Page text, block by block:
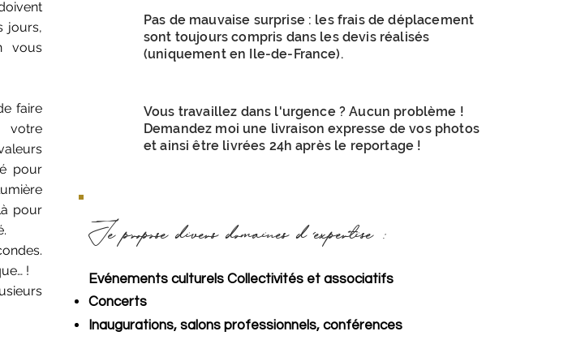
jours,
vous
faire
votre
pour
pour
!
Pas de mauvaise surprise : les frais de déplacement
sont toujours compris dans les devis réalisés
(uniquement en Ile-de-France).
Vous travaillez dans l'urgence ? Aucun problème !
Demandez moi une livraison expresse de vos photos
et ainsi être livrées 24h après le reportage !
Je propose divers domaines d'expertise :
Evénements culturels Collectivités et associatifs
Concerts
Inaugurations, salons professionnels, conférences